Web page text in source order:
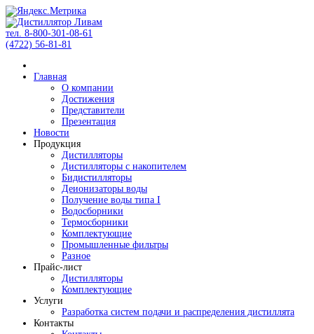
тел. 8-800-301-08-61
(4722) 56-81-81
Главная
О компании
Достижения
Представители
Презентация
Новости
Продукция
Дистилляторы
Дистилляторы с накопителем
Бидистилляторы
Деионизаторы воды
Получение воды типа I
Водосборники
Термосборники
Комплектующие
Промышленные фильтры
Разное
Прайс-лист
Дистилляторы
Комплектующие
Услуги
Разработка систем подачи и распределения дистиллята
Контакты